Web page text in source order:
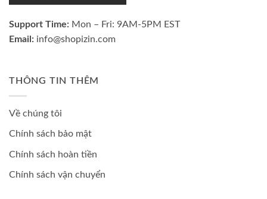
Support Time: Mon – Fri: 9AM-5PM EST
Email: info@shopizin.com
THÔNG TIN THÊM
Về chúng tôi
Chính sách bảo mật
Chính sách hoàn tiền
Chính sách vận chuyển